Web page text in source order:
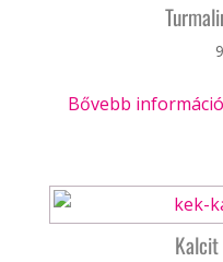
Bővebb információ